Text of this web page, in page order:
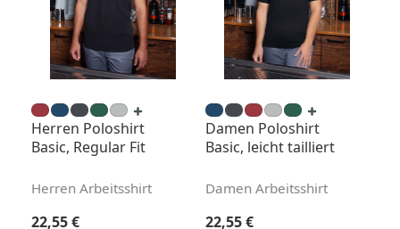
Herren Poloshirt
Basic, Regular Fit
Herren Arbeitsshirt
Regulärer Preis:
22,55 €
Damen Poloshirt
Basic, leicht tailliert
Damen Arbeitsshirt
Regulärer Preis:
22,55 €